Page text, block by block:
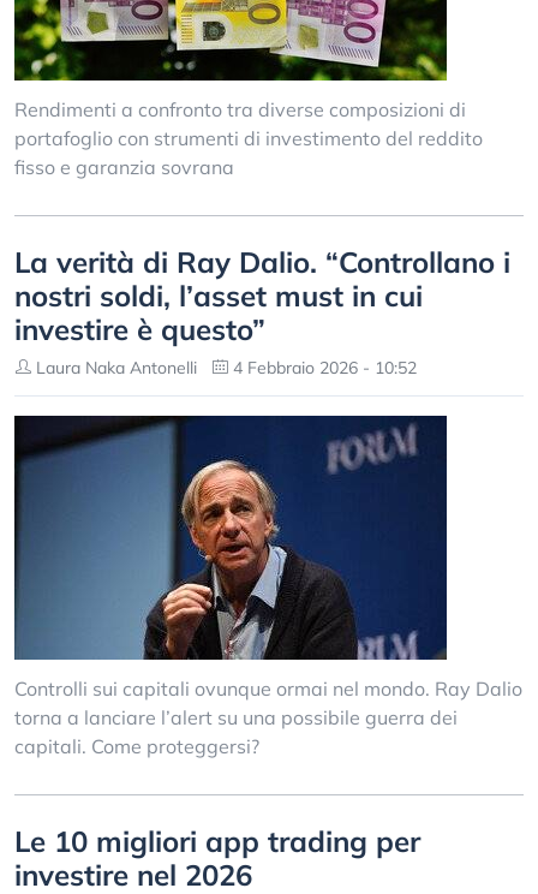
Rendimenti a confronto tra diverse composizioni di
portafoglio con strumenti di investimento del reddito
fisso e garanzia sovrana
La verità di Ray Dalio. “Controllano i
nostri soldi, l’asset must in cui
investire è questo”
Laura Naka Antonelli 4 Febbraio 2026 - 10:52
Controlli sui capitali ovunque ormai nel mondo. Ray Dalio
torna a lanciare l’alert su una possibile guerra dei
capitali. Come proteggersi?
Le 10 migliori app trading per
investire nel 2026